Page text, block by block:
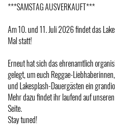
***SAMSTAG AUSVERKAUFT***
Am 10. und 11. Juli 2026 findet das
Mal statt!
Erneut hat sich das ehrenamtlich
gelegt, um euch Reggae-
und Lakesplash-Dauergästen ein
Mehr dazu findet ihr laufend auf
Seite.
Stay tuned!